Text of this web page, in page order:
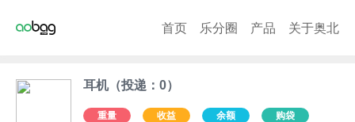
首页 乐分圈 产品 关于奥北
耳机（投递：0）
重量 收益 余额 购袋